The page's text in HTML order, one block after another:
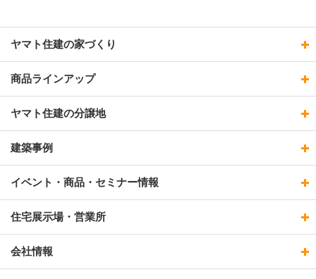
ヤマト住建の家づくり
商品ラインアップ
ヤマト住建の分譲地
建築事例
イベント・商品・セミナー情報
住宅展示場・営業所
会社情報